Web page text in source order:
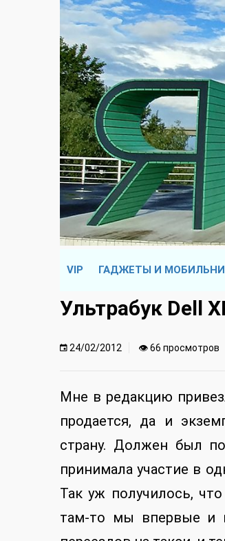
VIP ГАДЖЕТЫ И
Ультрабук Dell
24/02/2012 👁 66 просмотров
Мне в редакцию
продается, да и
страну. Должен был
принимала участие в
Так уж получилось,
там-то мы впервые и